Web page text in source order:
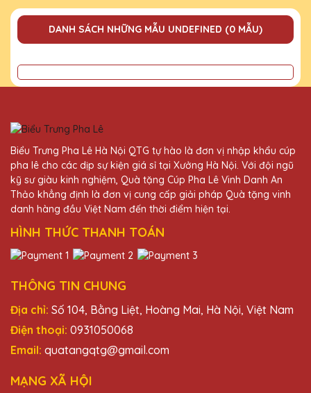
DANH SÁCH NHỮNG MẪU UNDEFINED (0 MẪU)
Biểu Trưng Pha Lê Hà Nội QTG tự hào là đơn vị nhập khẩu cúp
pha lê cho các dịp sự kiện giá sỉ tại Xưởng Hà Nội. Với đội ngũ
kỹ sư giàu kinh nghiệm, Quà tặng Cúp Pha Lê Vinh Danh An
Thảo khẳng định là đơn vị cung cấp giải pháp Quà tặng vinh
danh hàng đầu Việt Nam đến thời điểm hiện tại.
HÌNH THỨC THANH TOÁN
THÔNG TIN CHUNG
Địa chỉ: Số 104, Bằng Liệt, Hoàng Mai, Hà Nội, Việt Nam
Điện thoại: 0931050068
Email: quatangqtg@gmail.com
MẠNG XÃ HỘI